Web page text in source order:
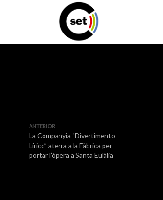
ANTERIOR
La Companyia “Divertimento
Lírico” aterra a la Fàbrica per
portar l’òpera a Santa Eulàlia